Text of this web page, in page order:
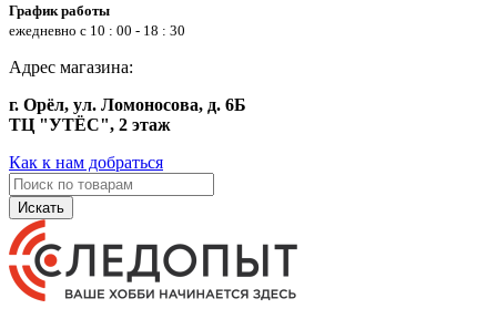
График работы
ежедневно с 10 : 00 - 18 : 30
Адрес магазина:
г. Орёл, ул. Ломоносова, д. 6Б
ТЦ "УТЁС", 2 этаж
Как к нам добраться
Искать